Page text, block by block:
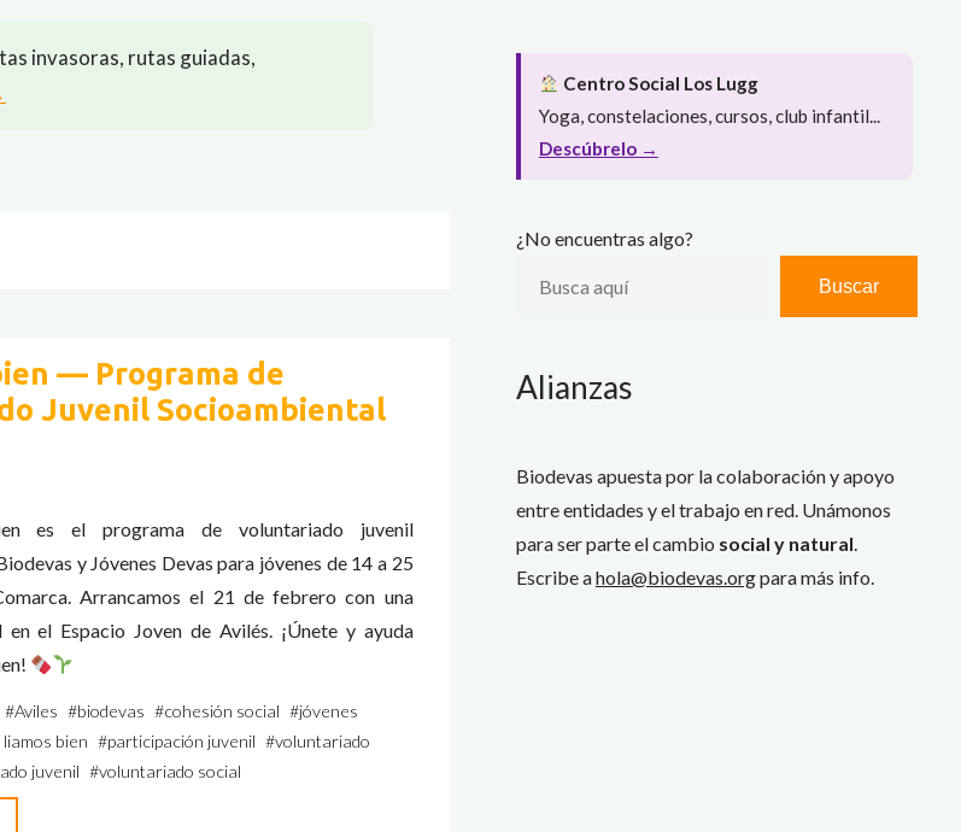
invasoras, rutas guiadas,
— Programa de
Juvenil Socioambiental
es el programa de voluntariado juvenil
y Jóvenes Devas para jóvenes de 14 a 25
Arrancamos el 21 de febrero con una
en el Espacio Joven de Avilés. ¡Únete y ayuda
#Aviles #biodevas #cohesión social #jóvenes
liamos bien #participación juvenil #voluntariado
juvenil #voluntariado social
Centro Social Los Lugg
Yoga, constelaciones, cursos, club infantil...
Descúbrelo →
¿No encuentras algo?
Buscar
Alianzas
Biodevas apuesta por la colaboración y apoyo
entre entidades y el trabajo en red. Unámonos
para ser parte el cambio social y natural
Escribe ahola@biodevas.orgpara más info.